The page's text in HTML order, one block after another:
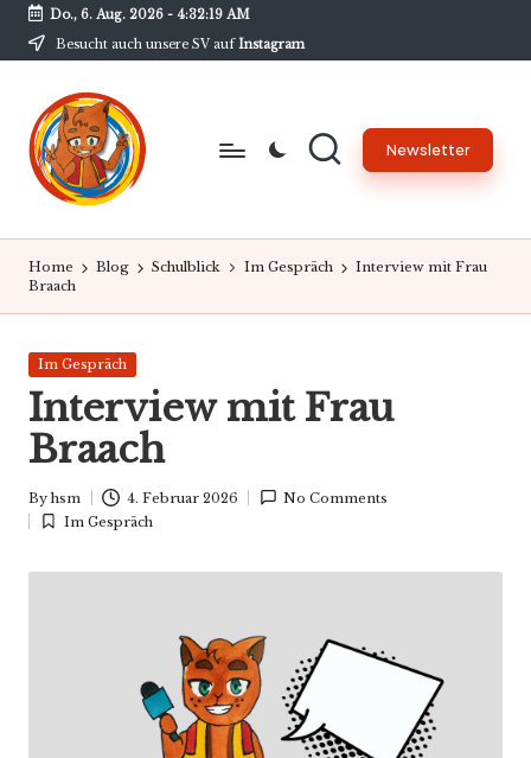
Skip
content
Do., 6. Aug. 2026- 4:32:19 AM
Besucht auch unsere SV aufInstagram
B
w
G
-
N
e
w
s
am
Newsletter
Home Blog Schulblick Im Gespräch
Interview mit Frau
Braach
Posted
in
Im Gespräch
Interview mit Frau
Braach
Posted
by
By hsm 4. Februar 2026 No Comments
Posted
Im Gespräch